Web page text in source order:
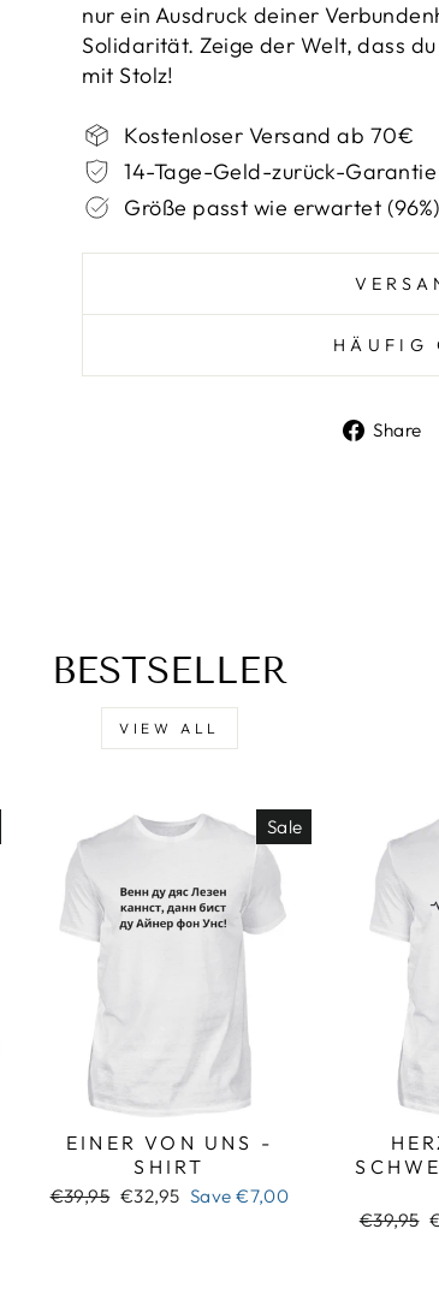
nur ein Ausdruck deiner
Solidarität. Zeige der Welt, dass
mit Stolz!
Kostenloser Versand ab 70€
14-Tage-Geld-zurück-Garantie
Größe passt wie erwartet (96%)
HÄUFIG
Share
BESTSELLER
VIEW ALL
Sale
EINER VON UNS -
SHIRT
Regular
€39,95 Sale
€32,95 Save€7,00
Regular
€39,95